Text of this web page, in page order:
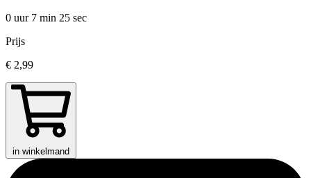
0 uur 7 min 25 sec
Prijs
€ 2,99
in winkelmand